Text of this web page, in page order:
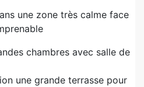
une zone très calme face
chambres avec salle de
une grande terrasse pour